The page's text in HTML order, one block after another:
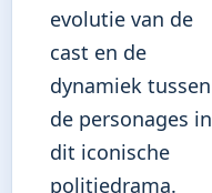
evolutie van de
cast en de
dynamiek tussen
de personages in
dit iconische
politiedrama.